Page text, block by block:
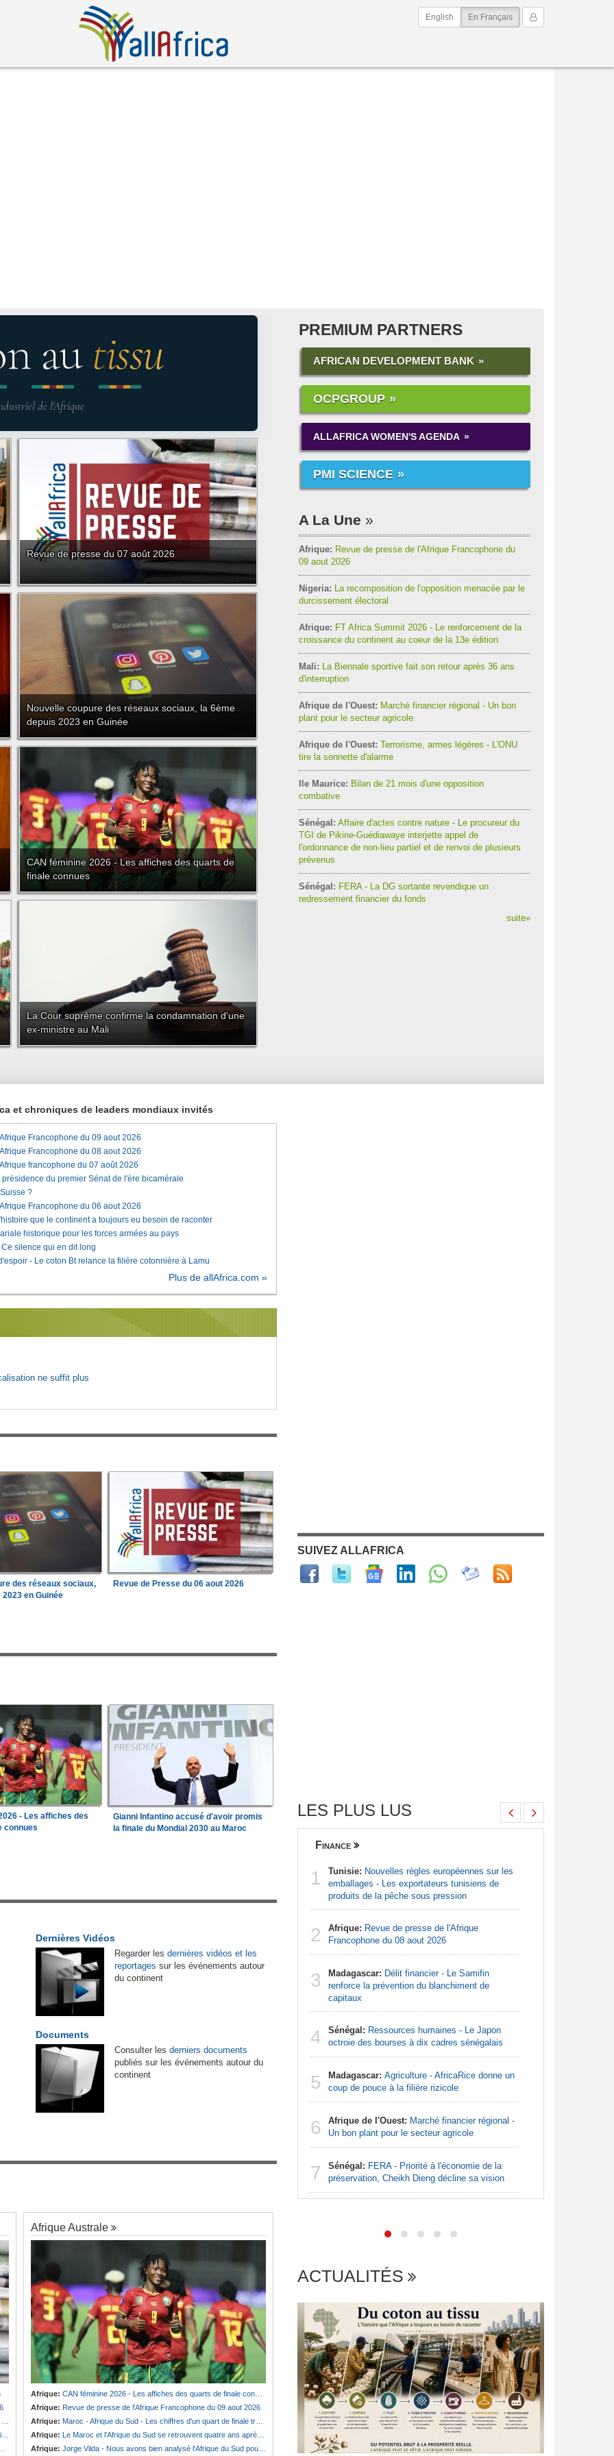
Mon Compte
English En Français(current)
au tissu
de l'Afrique
Revue de presse du 07 août 2026
Nouvelle coupure des réseaux sociaux, la 6ème
depuis 2023 en Guinée
CAN féminine 2026 - Les affiches des quarts de
finale connues
La Cour suprême confirme la condamnation d'une
ex-ministre au Mali
PREMIUM PARTNERS
AFRICAN DEVELOPMENT BANK
OCPGROUP
ALLAFRICA WOMEN'S AGENDA
PMI SCIENCE
A La Une
Afrique: Revue de presse de l'Afrique Francophone du
09 aout 2026
Nigeria: La recomposition de l'opposition menacée par le
durcissement électoral
Afrique: FT Africa Summit 2026 - Le renforcement de la
croissance du continent au coeur de la 13e édition
Mali: La Biennale sportive fait son retour après 36 ans
d'interruption
Afrique de l'Ouest: Marché financier régional - Un bon
plant pour le secteur agricole
Afrique de l'Ouest: Terrorisme, armes légères - L'ONU
tire la sonnette d'alarme
Ile Maurice: Bilan de 21 mois d'une opposition
combative
Sénégal: Affaire d'actes contre nature - Le procureur du
TGI de Pikine-Guédiawaye interjette appel de
l'ordonnance de non-lieu partiel et de renvoi de plusieurs
prévenus
Sénégal: FERA - La DG sortante revendique un
redressement financier du fonds
suite»
et chroniques de leaders mondiaux invités
Francophone du 09 aout 2026
Francophone du 08 aout 2026
francophone du 07 août 2026
présidence du premier Sénat de l'ère bicamérale
?
Francophone du 06 aout 2026
que le continent a toujours eu besoin de raconter
historique pour les forces armées au pays
silence qui en dit long
- Le coton Bt relance la filière cotonnière à Lamu
Plus de allAfrica.com »
ne suffit plus
des réseaux sociaux,
2023 en Guinée
Revue de Presse du 06 aout 2026
- Les affiches des
connues
Gianni Infantino accusé d'avoir promis
la finale du Mondial 2030 au Maroc
Dernières Vidéos
Regarder les dernières vidéos et les
reportages sur les événements autour
du continent
Documents
Consulter les derniers documents
publiés sur les événements autour du
continent
Afrique Australe
Afrique: CAN féminine 2026 - Les affiches des quarts de finale connues
Afrique: Revue de presse de l'Afrique Francophone du 09 aout 2026
Afrique: Maroc - Afrique du Sud - Les chiffres d'un quart de finale très attendu
Afrique: Le Maroc et l'Afrique du Sud se retrouvent quatre ans après la finale
Afrique: Jorge Vilda - Nous avons bien analysé l'Afrique du Sud pour aller chercher la victoire
SUIVEZ ALLAFRICA
LES PLUS LUS
les
2
place de Biya
3 Cameroun:
Olive Ngobo Elok confirme les
accusations d'Effoudou
Tunisie:
emballages - Les exportateurs tunisiens de
produits de la pêche sous pression
5 Madagascar:Bemasoandro Itaosy - Un arrêté
encadre les famorana et les famadihana
Afrique:Maroc - Afrique du Sud - Les chiffres
Finance
1 Tunisie: Nouvelles règles européennes sur les
emballages - Les exportateurs tunisiens de
produits de la pêche sous pression
2 Afrique: Revue de presse de l'Afrique
Francophone du 08 aout 2026
3 Madagascar: Délit financier - Le Samifin
renforce la prévention du blanchiment de
capitaux
4 Sénégal: Ressources humaines - Le Japon
octroie des bourses à dix cadres sénégalais
5 Madagascar: Agriculture - AfricaRice donne un
coup de pouce à la filière rizicole
6 Afrique de l'Ouest: Marché financier régional -
Un bon plant pour le secteur agricole
7 Sénégal: FERA - Priorité à l'économie de la
préservation, Cheikh Dieng décline sa vision
ACTUALITÉS